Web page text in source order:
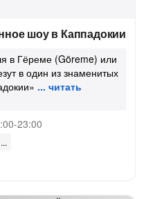
шоу в Каппадокии
в Гёреме (Göreme) или
в один из знаменитых
23:00